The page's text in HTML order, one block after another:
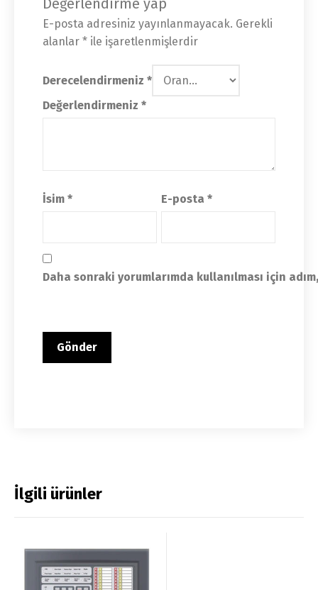
Değerlendirme yap
E-posta adresiniz yayınlanmayacak. Gerekli
alanlar * ile işaretlenmişlerdir
Derecelendirmeniz *
Değerlendirmeniz *
İsim * E-posta*
Daha sonraki yorumlarımda kullanılması için
İlgili ürünler